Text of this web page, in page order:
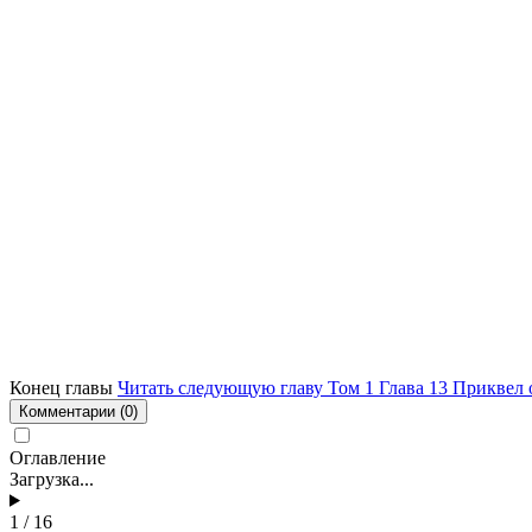
Конец главы Читать следующую главу Том 1 Глава 13 Приквел
Комментарии (0)
Оглавление
Загрузка...
1 / 16